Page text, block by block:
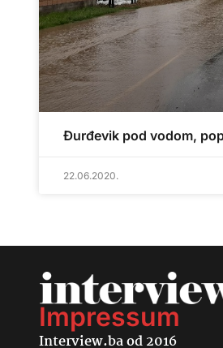
Đurđevik pod vodom,
22.06.2020.
Impressum
Interview.ba od 2016